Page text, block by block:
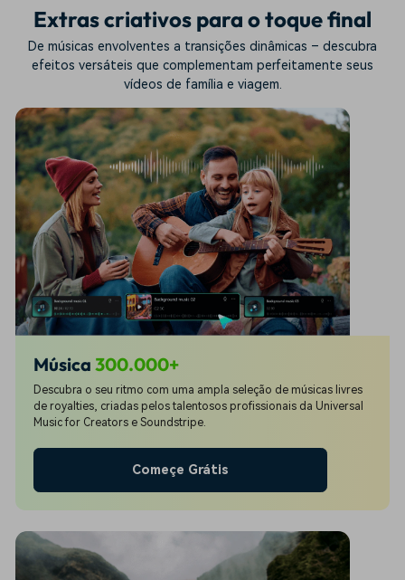
Extras criativos para o toque final
De músicas envolventes a transições dinâmicas – descubra
efeitos versáteis que complementam perfeitamente seus
vídeos de família e viagem.
Música 300.000+
Descubra o seu ritmo com uma ampla seleção de músicas livres
de royalties, criadas pelos talentosos profissionais da Universal
Music for Creators e Soundstripe.
Começe Grátis